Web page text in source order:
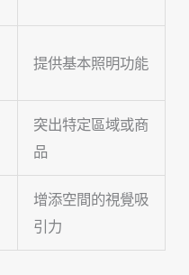
提供基本照明功能
突出特定區域或商
品
增添空間的視覺吸
引力